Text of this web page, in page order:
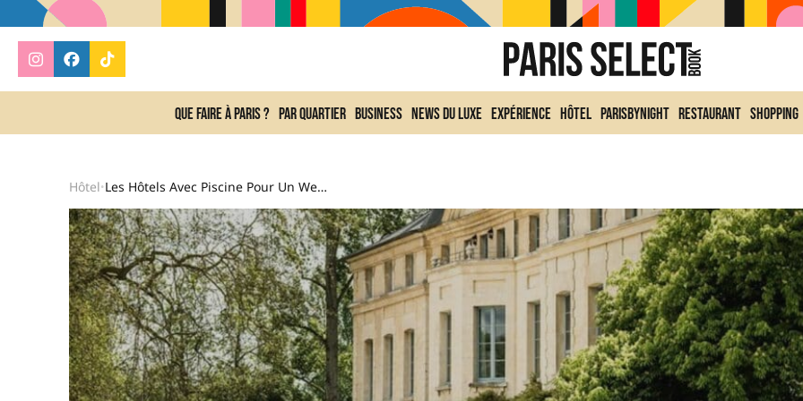
Que faire à Paris ? Par quartier Business News du Luxe Expérience Hôtel ParisByNight Restaurant Shopping
Hôtel• Les Hôtels Avec Piscine Pour Un Week-End Détente Autour De Paris